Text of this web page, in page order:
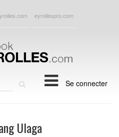
eyrollespro.com
Se connecter
Ulaga